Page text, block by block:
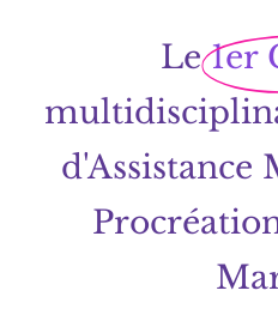
Le 1er
d'Assistance